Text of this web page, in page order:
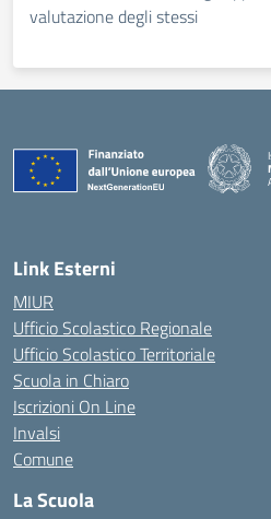
valutazione degli stessi
Link Esterni
MIUR
Ufficio Scolastico Regionale
Ufficio Scolastico Territoriale
Scuola in Chiaro
Iscrizioni On Line
Invalsi
Comune
La Scuola